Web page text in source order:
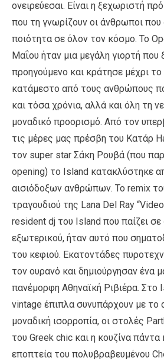
ονειρεύεσαι. Είναι η ξεχωριστή
που τη γνωρίζουν οι άνθρωποι που
ποιότητα σε όλον τον κόσμο. Το
Μαΐου ήταν μια μεγάλη γιορτή που
προηγούμενο και κράτησε μέχρι
κατάμεστο από τους ανθρώπους
και τόσα χρόνια, αλλά και όλη τη
μοναδικό προορισμό. Από τον
τις μέρες μας πρέσβη του Κατάρ
τον super star Σάκη Ρουβά (που
opening) το Ιsland κατακλύστηκε
αισιόδοξων ανθρώπων. Το remix
τραγουδιού της Lana Del Ray
resident dj του Ιsland που παίζει
εξωτερικού, ήταν αυτό που
του κεφιού. Εκατοντάδες
τον ουρανό και δημιούργησαν ένα
πανέμορφη Αθηναϊκή Ριβιέρα. Στο
vintage έπιπλα συνυπάρχουν με το
μοναδική ισορροπία, οι στολές
του Greek chic και η κουζίνα
εποπτεία του πολυβραβευμένου